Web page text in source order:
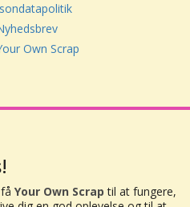
Own Scrap
Scrap
Your Own Scrap til at fungere,